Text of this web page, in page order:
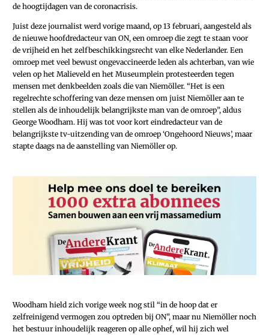
de hoogtijdagen van de coronacrisis.
Juist deze journalist werd vorige maand, op 13­ ­f­ebruari, aangesteld als
de nieuwe hoofdredacteur van ON, een omroep die zegt te staan voor
de vrijheid en het zelfbeschikkingsrecht van elke Nederlander. Een
omroep met veel bewust ongevaccineerde leden als achterban, van wie
velen op het Malieveld en het Museumplein protesteerden tegen
mensen met denkbeelden zoals die van Niemöller. “Het is een
regelrechte schoffering van deze mensen om juist Niemöller aan te
stellen als de inhoudelijk belangrijkste man van de omroep”, aldus
George Woodham. Hij was tot voor kort eindredacteur van de
belangrijkste tv-uitzending van de omroep ‘Ongehoord Nieuws’, maar
stapte daags na de aanstelling van Niemöller op.
Woodham hield zich vorige week nog stil “in de hoop dat er
zelfreinigend vermogen zou optreden bij ON”, maar nu Niemöller noch
het bestuur inhoudelijk reageren op alle ophef, wil hij zich wel